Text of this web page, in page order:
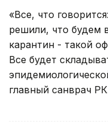
«Все, что
решили, что будем
карантин - такой
Все будет
главный санврач